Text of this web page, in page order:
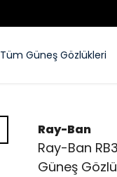
Tüm Güneş Gözlükleri
Ray-Ban
Ray-Ban
Güneş